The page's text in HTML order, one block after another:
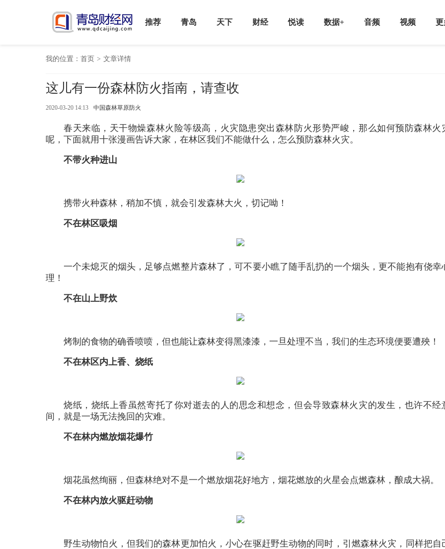
推荐 青岛 天下 财经 悦读 数据+ 音频 视频 更
我的位置： 首页 > 文章详情
这儿有一份森林防火指南，请查收
2020-03-20 14:13 中国森林草原防火
春天来临，天干物燥森林火险等级高，火灾隐患突出森林防火形势严峻，那么如何预防森林火
呢，下面就用十张漫画告诉大家，在林区我们不能做什么，怎么预防森林火灾。
不带火种进山
携带火种森林，稍加不慎，就会引发森林大火，切记呦！
不在林区吸烟
一个未熄灭的烟头，足够点燃整片森林了，可不要小瞧了随手乱扔的一个烟头，更不能抱有侥幸
理！
不在山上野炊
烤制的食物的确香喷喷，但也能让森林变得黑漆漆，一旦处理不当，我们的生态环境便要遭殃！
不在林区内上香、烧纸
烧纸，烧纸上香虽然寄托了你对逝去的人的思念和想念，但会导致森林火灾的发生，也许不经
间，就是一场无法挽回的灾难。
不在林内燃放烟花爆竹
烟花虽然绚丽，但森林绝对不是一个燃放烟花好地方，烟花燃放的火星会点燃森林，酿成大祸。
不在林内放火驱赶动物
野生动物怕火，但我们的森林更加怕火，小心在驱赶野生动物的同时，引燃森林火灾，同样把自